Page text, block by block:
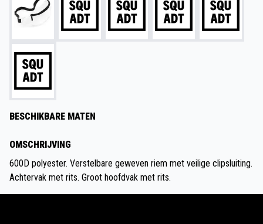
BESCHIKBARE MATEN
OMSCHRIJVING
600D polyester. Verstelbare geweven riem met veilige clipsluiting.
Achtervak met rits. Groot hoofdvak met rits.